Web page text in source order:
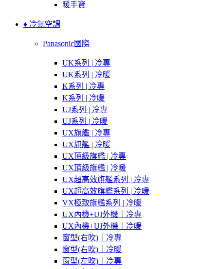
暖手寶
♦ 冷氣空調
Panasonic國際
UK系列 | 冷專
UK系列 | 冷暖
K系列 | 冷專
K系列 | 冷暖
UJ系列 | 冷專
UJ系列 | 冷暖
UX旗艦 | 冷專
UX旗艦 | 冷暖
UX頂級旗艦 | 冷專
UX頂級旗艦 | 冷暖
UX超高效旗艦系列 | 冷專
UX超高效旗艦系列 | 冷暖
VX極致旗艦系列 | 冷暖
UX內機+UJ外機｜冷專
UX內機+UJ外機｜冷暖
窗型(右吹)｜冷專
窗型(右吹)｜冷暖
窗型(左吹)｜冷專